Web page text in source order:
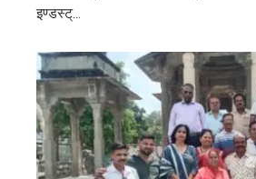
इण्डस्ट्...